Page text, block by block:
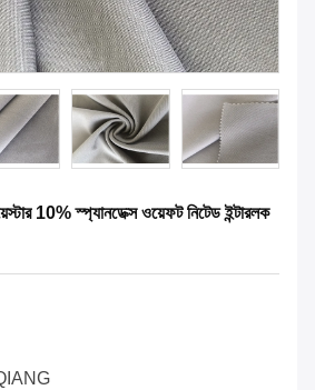
10% স্প্যানডেক্স ওয়েফট নিটেড ইন্টারলক